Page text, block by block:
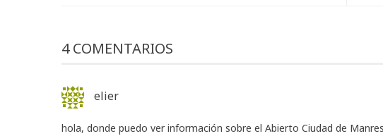
4 COMENTARIOS
elier
hola, donde puedo ver información sobre el Abierto Ciudad de